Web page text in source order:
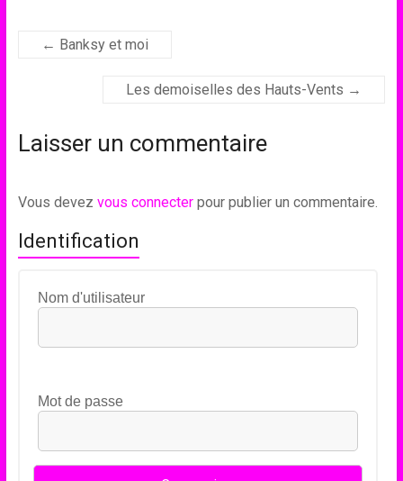
← Banksy et moi
Les demoiselles des Hauts-Vents →
Laisser un commentaire
Vous devez vous connecterpour publier un commentaire.
Identification
Nom d'utilisateur
Mot de passe